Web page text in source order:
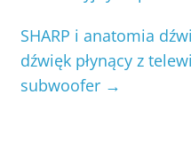
SHARP i anatomia
dźwięk płynący z
subwoofer →